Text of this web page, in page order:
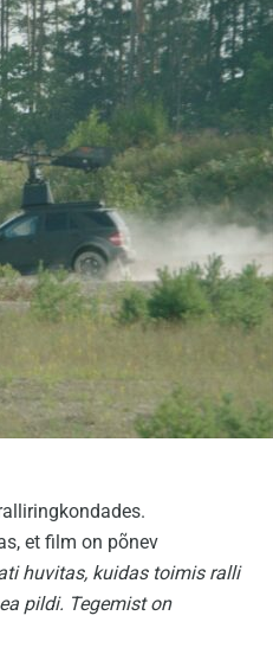
et film on põnev
huvitas, kuidas toimis ralli
pildi. Tegemist on